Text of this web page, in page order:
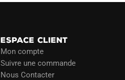
ESPACE CLIENT
Mon compte
Suivre une commande
Nous Contacter